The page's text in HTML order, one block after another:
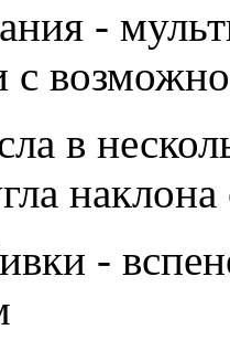
-
с
в
-